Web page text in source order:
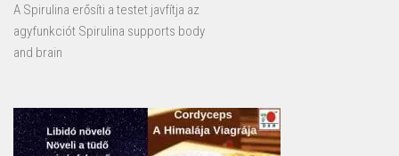
A Spirulina erősíti a testet javfítja az
agyfunkciót Spirulina supports body
and brain